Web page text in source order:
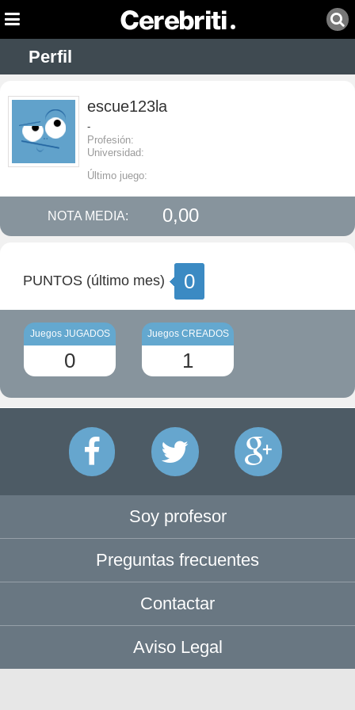
Perfil
escue123la
-
Profesión:
Universidad:
Último juego:
NOTA MEDIA: 0,00
PUNTOS (último mes) 0
Juegos JUGADOS
0
Juegos CREADOS
1
Soy profesor
Preguntas frecuentes
Contactar
Aviso Legal